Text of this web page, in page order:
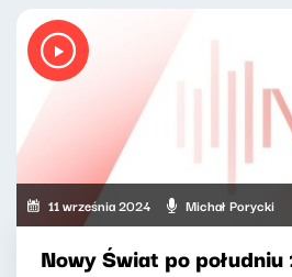
11 września 2024 Michał Porycki
Nowy Świat po